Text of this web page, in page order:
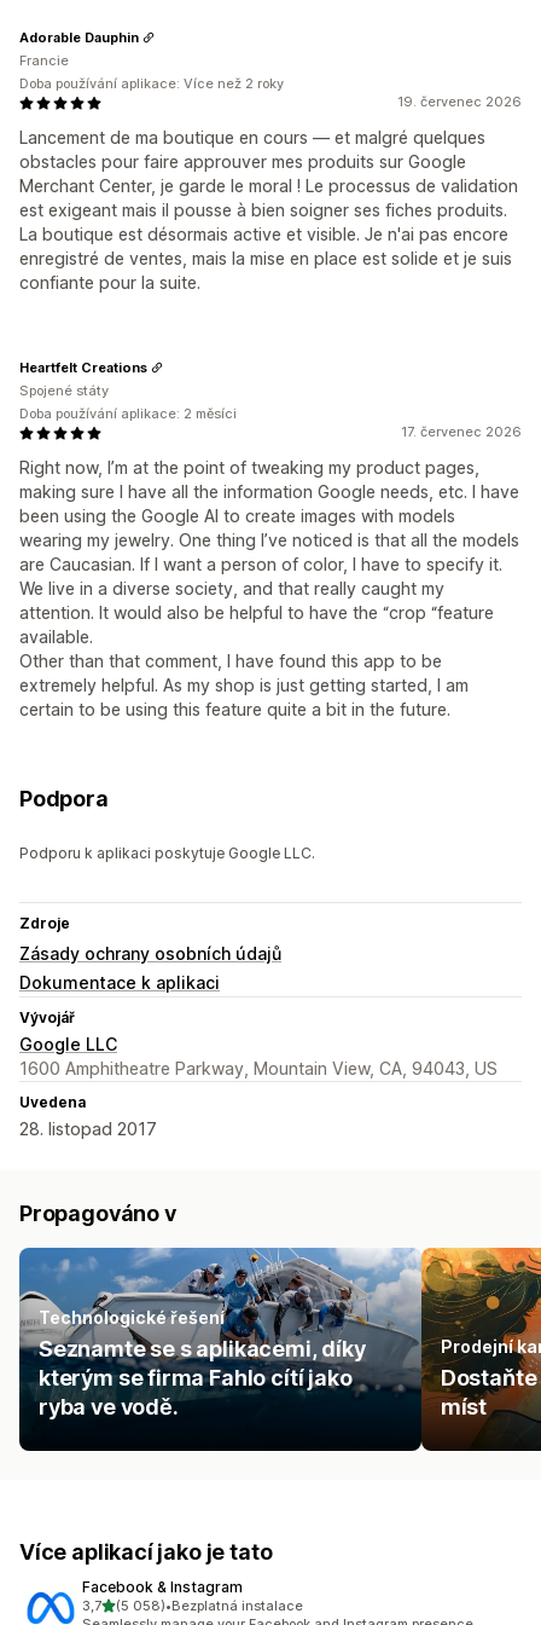
19. červenec 2026
Lancement de ma boutique en cours — et malgré quelques
obstacles pour faire approuver mes produits sur Google
Merchant Center, je garde le moral ! Le processus de validation
est exigeant mais il pousse à bien soigner ses fiches produits.
La boutique est désormais active et visible. Je n'ai pas encore
enregistré de ventes, mais la mise en place est solide et je suis
confiante pour la suite.
Adorable Dauphin
Francie
Doba používání aplikace: Více než 2 roky
17. červenec 2026
Right now, I’m at the point of tweaking my product pages,
making sure I have all the information Google needs, etc. I have
been using the Google AI to create images with models
wearing my jewelry. One thing I’ve noticed is that all the models
are Caucasian. If I want a person of color, I have to specify it.
We live in a diverse society, and that really caught my
attention. It would also be helpful to have the “crop “feature
available.
Other than that comment, I have found this app to be
extremely helpful. As my shop is just getting started, I am
certain to be using this feature quite a bit in the future.
Heartfelt Creations
Spojené státy
Doba používání aplikace: 2 měsíci
Podpora
Podporu k aplikaci poskytuje Google LLC.
Zdroje
Zásady ochrany osobních údajů
Dokumentace k aplikaci
Vývojář
Google LLC
1600 Amphitheatre Parkway, Mountain View, CA, 94043, US
Uvedena
28. listopad 2017
Propagováno v
Technologické řešení
Seznamte se s aplikacemi, díky
kterým se firma Fahlo cítí jako
ryba ve vodě.
Prodejní
míst
Více aplikací jako je tato
Facebook & Instagram
3,7z 5 hvězd
(5 058)
Celkový počet recenzí: 5058
•Bezplatná instalace